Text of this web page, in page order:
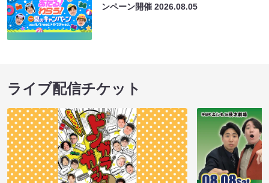
ンペーン開催2026.08.05
ライブ配信チケット